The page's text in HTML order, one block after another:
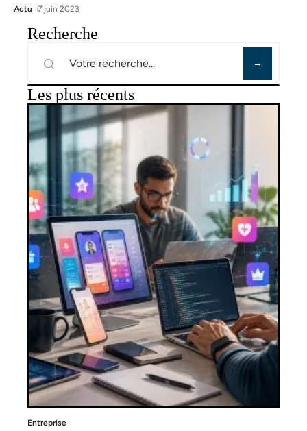
Actu 7 juin 2023
Recherche
Les plus récents
Entreprise